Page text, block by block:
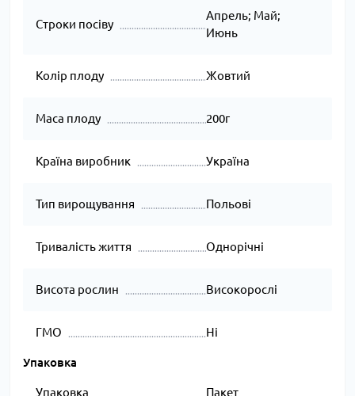
Строки посіву
Апрель; Май;
Июнь
Колір плоду Жовтий
Маса плоду 200г
Країна виробник Україна
Тип вирощування Польові
Тривалість життя Однорічні
Висота рослин Високорослі
ГМО Ні
Упаковка
Упаковка Пакет